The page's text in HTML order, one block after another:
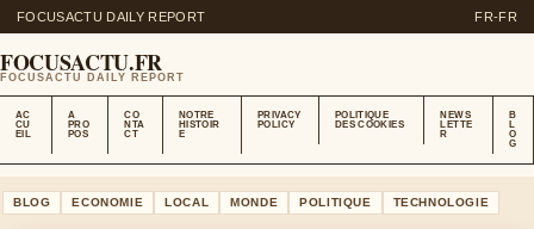
FOCUSACTU DAILY REPORT FR-FR
FOCUSACTU.FR
FOCUSACTU DAILY REPORT
AC
CU
EIL
A
PRO
POS
CO
NTA
CT
NOTRE
HISTOIR
E
PRIVACY
POLICY
POLITIQUE
DES COOKIES
NEWS
LETTE
R
B
L
O
G
BLOG ECONOMIE LOCAL MONDE POLITIQUE TECHNOLOGIE